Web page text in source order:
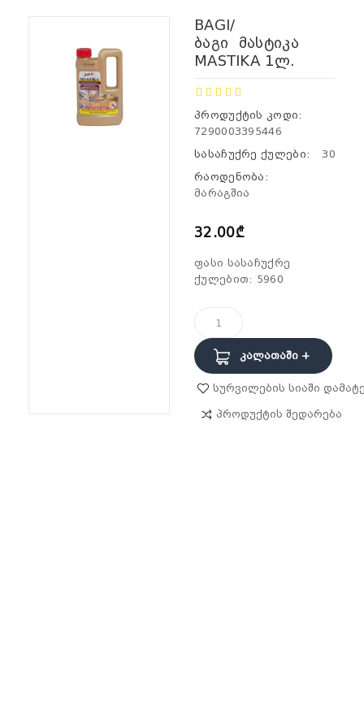
BAGI/
Ბაგი Მასტიკა
MASTIKA 1ლ.
პროდუქტის კოდი:
7290003395446
სასაჩუქრე ქულები:
30
რაოდენობა:
მარაგშია
32.00₾
ფასი სასაჩუქრე
ქულებით: 5960
Კალათაში +
Სურვილების Სიაში
Პროდუქტის Შედარება